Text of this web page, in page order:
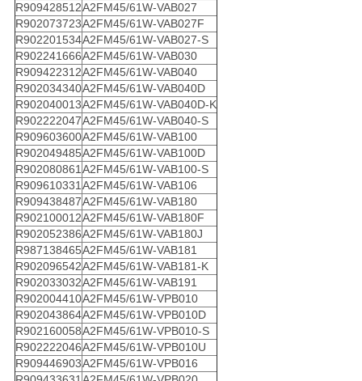
R909428512A2FM45/61W-VAB027
R902073723A2FM45/61W-VAB027F
R902201534A2FM45/61W-VAB027-S
R902241666A2FM45/61W-VAB030
R909422312A2FM45/61W-VAB040
R902034340A2FM45/61W-VAB040D
R902040013A2FM45/61W-VAB040D-K
R902222047A2FM45/61W-VAB040-S
R909603600A2FM45/61W-VAB100
R902049485A2FM45/61W-VAB100D
R902080861A2FM45/61W-VAB100-S
R909610331A2FM45/61W-VAB106
R909438487A2FM45/61W-VAB180
R902100012A2FM45/61W-VAB180F
R902052386A2FM45/61W-VAB180J
R987138465A2FM45/61W-VAB181
R902096542A2FM45/61W-VAB181-K
R902033032A2FM45/61W-VAB191
R902004410A2FM45/61W-VPB010
R902043864A2FM45/61W-VPB010D
R902160058A2FM45/61W-VPB010-S
R902222046A2FM45/61W-VPB010U
R909446903A2FM45/61W-VPB016